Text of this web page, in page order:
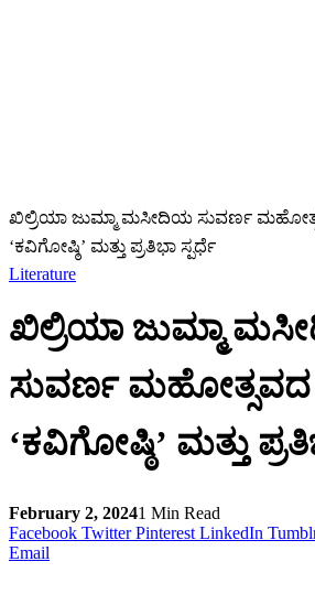
ಖಿಲ್ರಿಯಾ ಜುಮ್ಮಾ ಮಸೀದಿಯ ಸುವರ್ಣ
‘ಕವಿಗೋಷ್ಠಿ’ ಮತ್ತು ಪ್ರತಿಭಾ ಸ್ಪರ್ಧೆ
Literature
ಖಿಲ್ರಿಯಾ ಜುಮ್ಮಾ
ಸುವರ್ಣ ಮಹೋತ್ಸವದ
‘ಕವಿಗೋಷ್ಠಿ’ ಮತ್ತು
February 2, 20241 Min Read
Facebook Twitter Pinterest LinkedIn
Email